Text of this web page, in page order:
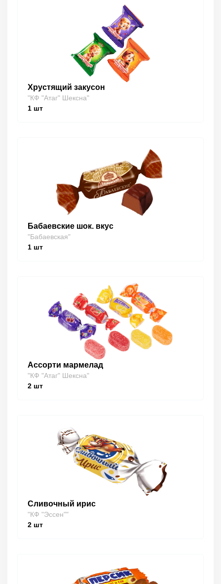
Хрустящий закусон
"КФ "Атаг" Шексна"
1 шт
Бабаевские шок. вкус
"Бабаевская"
1 шт
Ассорти мармелад
"КФ "Атаг" Шексна"
2 шт
Сливочный ирис
"КФ "Эссен""
2 шт